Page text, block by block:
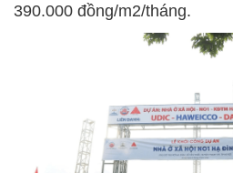
390.000 đồng/m2/tháng.